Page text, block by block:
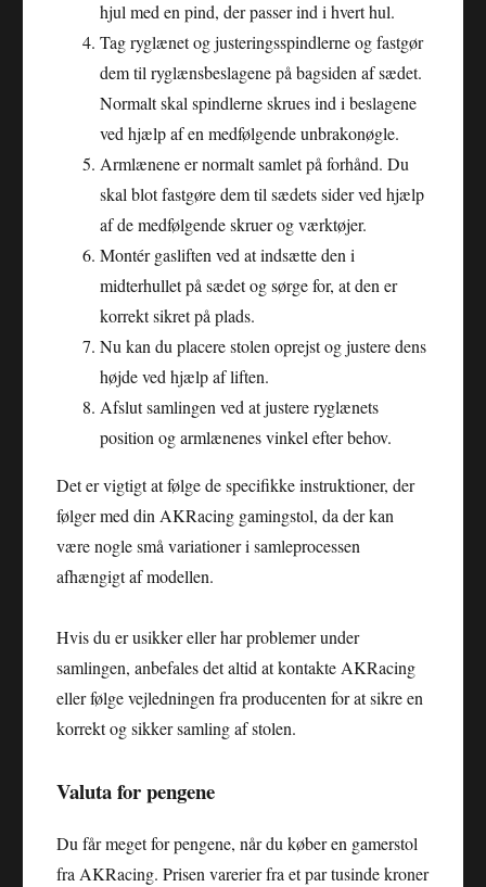
hjul med en pind, der passer ind i hvert hul.
Tag ryglænet og justeringsspindlerne og fastgør
dem til ryglænsbeslagene på bagsiden af sædet.
Normalt skal spindlerne skrues ind i beslagene
ved hjælp af en medfølgende unbrakonøgle.
Armlænene er normalt samlet på forhånd. Du
skal blot fastgøre dem til sædets sider ved hjælp
af de medfølgende skruer og værktøjer.
Montér gasliften ved at indsætte den i
midterhullet på sædet og sørge for, at den er
korrekt sikret på plads.
Nu kan du placere stolen oprejst og justere dens
højde ved hjælp af liften.
Afslut samlingen ved at justere ryglænets
position og armlænenes vinkel efter behov.
Det er vigtigt at følge de specifikke instruktioner, der
følger med din AKRacing gamingstol, da der kan
være nogle små variationer i samleprocessen
afhængigt af modellen.
Hvis du er usikker eller har problemer under
samlingen, anbefales det altid at kontakte AKRacing
eller følge vejledningen fra producenten for at sikre en
korrekt og sikker samling af stolen.
Valuta for pengene
Du får meget for pengene, når du køber en gamerstol
fra AKRacing. Prisen varerier fra et par tusinde kroner